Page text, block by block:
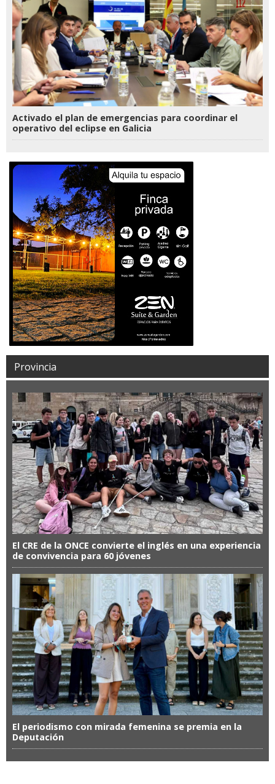
Activado el plan de emergencias para coordinar el
operativo del eclipse en Galicia
Provincia
El CRE de la ONCE convierte el inglés en una experiencia
de convivencia para 60 jóvenes
El periodismo con mirada femenina se premia en la
Deputación